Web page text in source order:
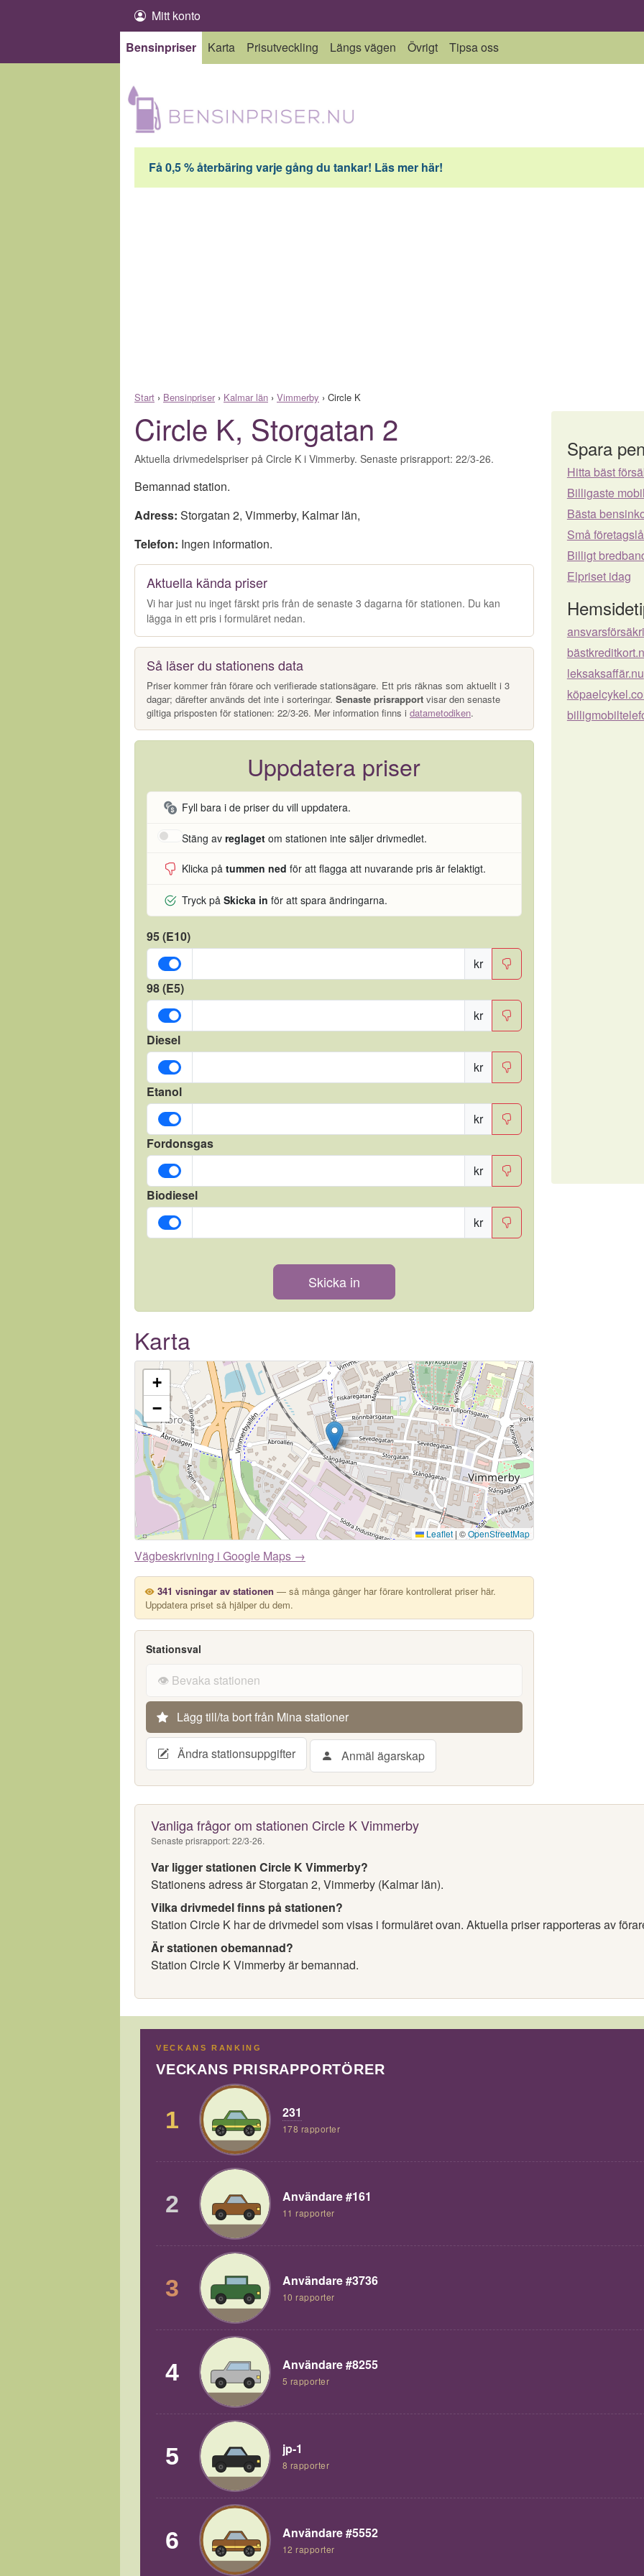
Mitt konto
Bensinpriser
Karta Prisutveckling Längs vägen Övrigt Tipsa oss
Få 0,5 % återbäring varje gång du tankar! Läs mer här!
Start › Bensinpriser› Kalmar län › Vimmerby › Circle K
Circle K, Storgatan 2
Aktuella drivmedelspriser på Circle K i Vimmerby. Senaste prisrapport: 22/3-26.
Bemannad station.
Adress: Storgatan 2, Vimmerby, Kalmar län,
Telefon: Ingen information.
Aktuella kända priser
Vi har just nu inget färskt pris från de senaste 3 dagarna för stationen. Du kan
lägga in ett pris i formuläret nedan.
Så läser du stationens data
Priser kommer från förare och verifierade stationsägare. Ett pris räknas som aktuellt i 3
dagar; därefter används det inte i sorteringar. Senaste prisrapport visar den senaste
giltiga prisposten för stationen: 22/3-26. Mer information finns i datametodiken.
Uppdatera priser
Fyll bara i de priser du vill uppdatera.
Stäng av reglaget om stationen inte säljer drivmedlet.
Klicka på tummen ned för att flagga att nuvarande pris är felaktigt.
Tryck på Skicka in för att spara ändringarna.
95 (E10)
kr
98 (E5)
kr
Diesel
kr
Etanol
kr
Fordonsgas
kr
Biodiesel
kr
Skicka in
Karta
+
−
Leaflet | ©OpenStreetMap
Vägbeskrivning i Google Maps →
341 visningar av stationen — så många gånger har förare kontrollerat priser här.
Uppdatera priset så hjälper du dem.
Stationsval
👁️ Bevaka stationen
Lägg till/ta bort från Mina stationer
Ändra stationsuppgifter Anmäl ägarskap
Spara
Hitta bäst
Billigaste
Bästa
Små
Billigt
Elpriset idag
leksaksaffär.nu
Vanliga frågor om stationen Circle K Vimmerby
Senaste prisrapport: 22/3-26.
Var ligger stationen Circle K Vimmerby?
Stationens adress är Storgatan 2, Vimmerby (Kalmar län).
Vilka drivmedel finns på stationen?
Station Circle K har de drivmedel som visas i formuläret ovan. Aktuella priser rapporteras av
Är stationen obemannad?
Station Circle K Vimmerby är bemannad.
VECKANS RANKING
VECKANS PRISRAPPORTÖRER
1 231
178 rapporter
2 Användare #161
11 rapporter
3 Användare #3736
10 rapporter
4 Användare #8255
5 rapporter
5 jp-1
8 rapporter
6 Användare #5552
12 rapporter